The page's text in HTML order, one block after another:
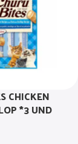
CHICKEN
*3 UND